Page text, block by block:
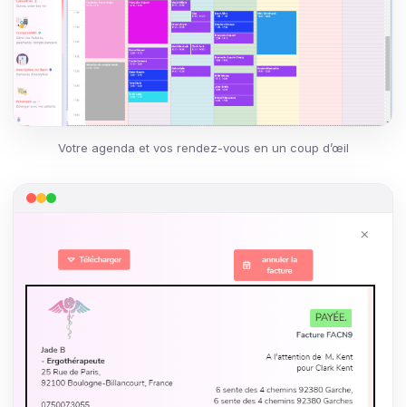
Votre agenda et vos rendez-vous en un coup d’œil